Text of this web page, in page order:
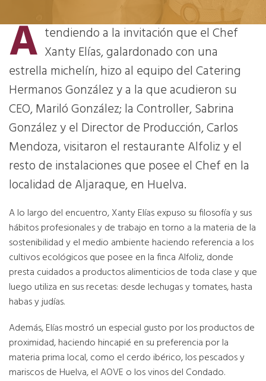
A tendiendo a la invitación que el Chef
Xanty Elías, galardonado con una
estrella michelín, hizo al equipo del Catering
Hermanos González y a la que acudieron su
CEO, Mariló González; la Controller, Sabrina
González y el Director de Producción, Carlos
Mendoza, visitaron el restaurante Alfoliz y el
resto de instalaciones que posee el Chef en la
localidad de Aljaraque, en Huelva.
A lo largo del encuentro, Xanty Elías expuso su filosofía y sus
hábitos profesionales y de trabajo en torno a la materia de la
sostenibilidad y el medio ambiente haciendo referencia a los
cultivos ecológicos que posee en la finca Alfoliz, donde
presta cuidados a productos alimenticios de toda clase y que
luego utiliza en sus recetas: desde lechugas y tomates, hasta
habas y judías.
Además, Elías mostró un especial gusto por los productos de
proximidad, haciendo hincapié en su preferencia por la
materia prima local, como el cerdo ibérico, los pescados y
mariscos de Huelva, el AOVE o los vinos del Condado.